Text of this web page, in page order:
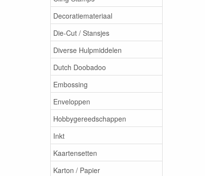
Decoratiemateriaal
Die-Cut / Stansjes
Diverse Hulpmiddelen
Dutch Doobadoo
Embossing
Enveloppen
Hobbygereedschappen
Inkt
Kaartensetten
Karton / Papier